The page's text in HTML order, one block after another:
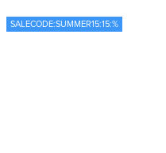
SALECODE:SUMMER15:15:%